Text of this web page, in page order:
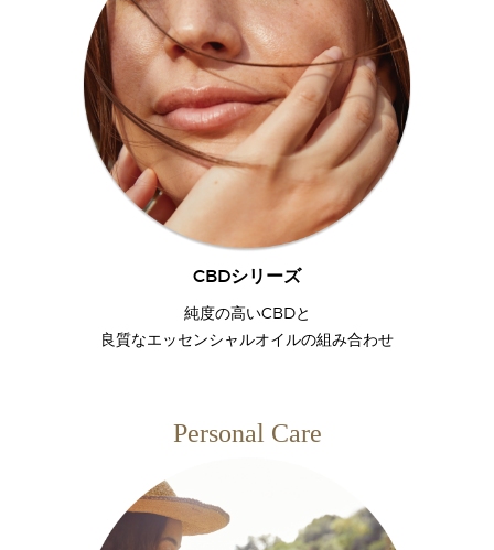
CBDシリーズ
純度の高いCBDと
良質なエッセンシャルオイルの組み合わせ
Personal Care